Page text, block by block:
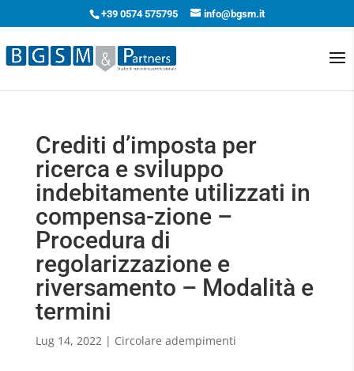
+39 0574 575795 info@bgsm.it
Crediti d’imposta per
ricerca e sviluppo
indebitamente utilizzati in
compensa-zione –
Procedura di
regolarizzazione e
riversamento – Modalità e
termini
Lug 14, 2022| Circolare adempimenti